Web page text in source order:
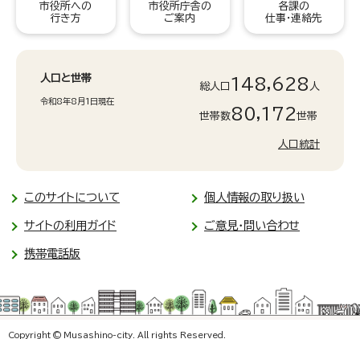
市役所への
行き方
市役所庁舎の
ご案内
各課の
仕事・連絡先
人口と世帯
令和8年8月1日現在
総人口 148,628 人
世帯数80,172世帯
人口統計
このサイトについて 個人情報の取り扱い
サイトの利用ガイド ご意見・問い合わせ
携帯電話版
Copyright © Musashino-city. All rights Reserved.